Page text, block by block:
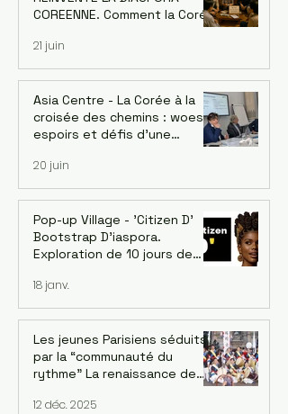
Banque asiatique de
développement - le 18/06
COREENNE. Comment la Corée
a changé le monde grâce à sa
diaspora — et ce que
l'Afrique peut en apprendre
21 juin
Asia Centre - La Corée à la
croisée des chemins : woes,
espoirs et défis d’une
Jaehoon Yoo, économiste et
ancien conseiller de la Banque
asiatique de développement
- le 18/06
20 juin
Pop-up Village - 'Citizen D'
Bootstrap D'iaspora.
Exploration de 10 jours de
émergent de Burkina Faso. 1-
10 Décembre 2026
18 janv.
Les jeunes Parisiens séduits
par la “communauté du
rythme” La renaissance de
parisien “DONGNAMPUNG“
12 déc. 2025